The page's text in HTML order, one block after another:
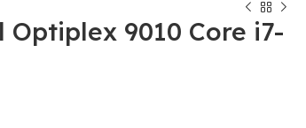
9010 Core i7-